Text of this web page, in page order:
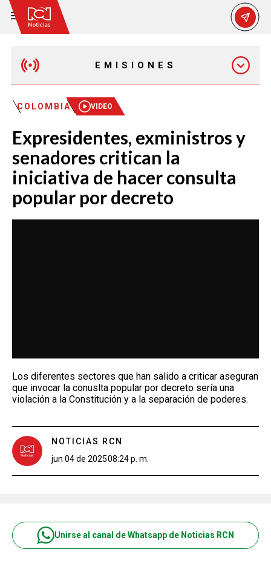
EMISIONES
MAÑANA EXPRESS
EMISIÓN 12:30 PM
EMISIÓN 7:00 PM
EMISIÓN 11:30 PM
COLOMBIA VIDEO
Expresidentes, exministros y
senadores critican la
iniciativa de hacer consulta
popular por decreto
Los diferentes sectores que han salido a criticar aseguran
que invocar la conuslta popular por decreto sería una
violación a la Constitución y a la separación de poderes.
NOTICIAS RCN
jun 04 de 202508:24 p. m.
Unirse al canal de Whatsapp de Noticias RCN